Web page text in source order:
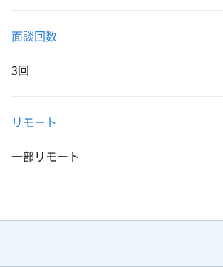
面談回数
3回
リモート
一部リモート